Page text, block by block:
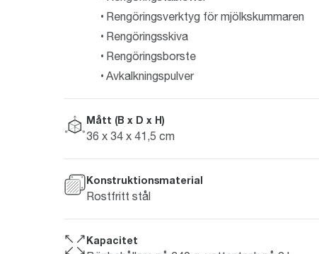
Rengöringsverktyg för mjölkskummaren
Rengöringsskiva
Rengöringsborste
Avkalkningspulver
Mått (B x D x H)
36 x 34 x 41,5 cm
Konstruktionsmaterial
Rostfritt stål
Kapacitet